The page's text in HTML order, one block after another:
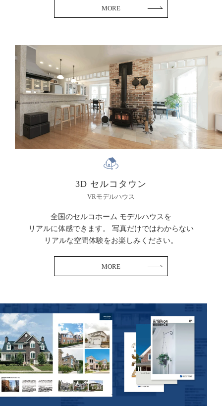
MORE
3D セルコタウン
VRモデルハウス
全国のセルコホーム モデルハウスを
リアルに体感できます。
写真だけではわからない
リアルな空間体験をお楽しみください。
MORE